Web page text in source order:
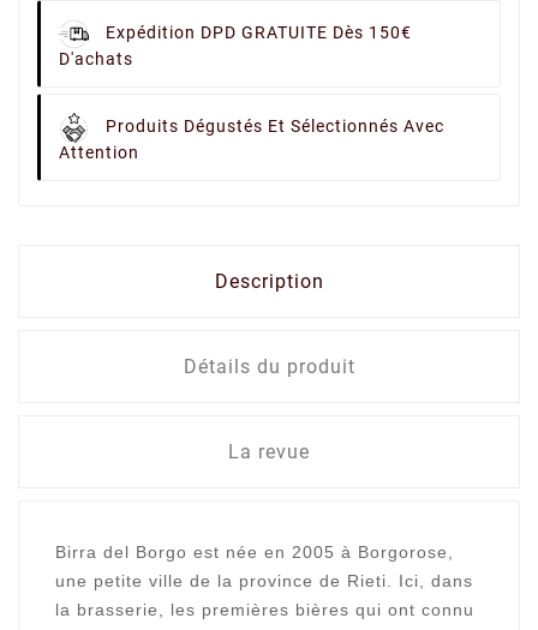
Expédition DPD GRATUITE Dès 150€
D'achats
Produits Dégustés Et Sélectionnés Avec
Attention
Description
Détails du produit
La revue
Birra del Borgo est née en 2005 à Borgorose,
une petite ville de la province de Rieti. Ici, dans
la brasserie, les premières bières qui ont connu